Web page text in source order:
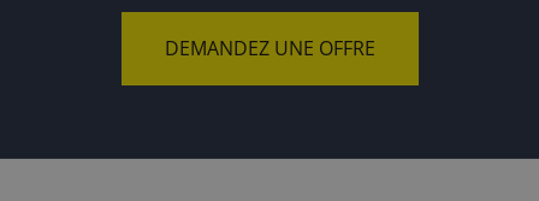
DEMANDEZ UNE OFFRE